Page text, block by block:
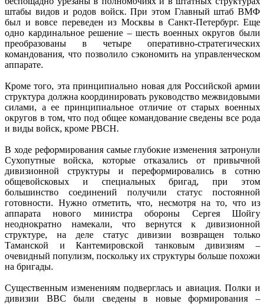
штабы видов и родов войск. При этом Главный штаб ВМФ
был и вовсе переведен из Москвы в Санкт-Петербург. Еще
одно кардинальное решение – шесть военных округов были
преобразованы в четыре оперативно-стратегических
командования, что позволило сэкономить на управленческом
аппарате.
Кроме того, эта принципиально новая для Российской армии
структура должна координировать руководство межвидовыми
силами, а ее принципиальное отличие от старых военных
округов в том, что под общее командование сведены все рода
и виды войск, кроме РВСН.
В ходе реформирования самые глубокие изменения затронули
Сухопутные войска, которые отказались от привычной
дивизионной структуры и переформировались в сотню
общевойсковых и специальных бригад, при этом
большинство соединений получили статус постоянной
готовности. Нужно отметить, что, несмотря на то, что из
аппарата нового министра обороны Сергея Шойгу
неоднократно намекали, что вернутся к дивизионной
структуре, на деле статус дивизии возвращен только
Таманской и Кантемировской танковым дивизиям –
очевидный популизм, поскольку их структуры больше похожи
на бригады.
Существенным изменениям подверглась и авиация. Полки и
дивизии ВВС были сведены в новые формирования –